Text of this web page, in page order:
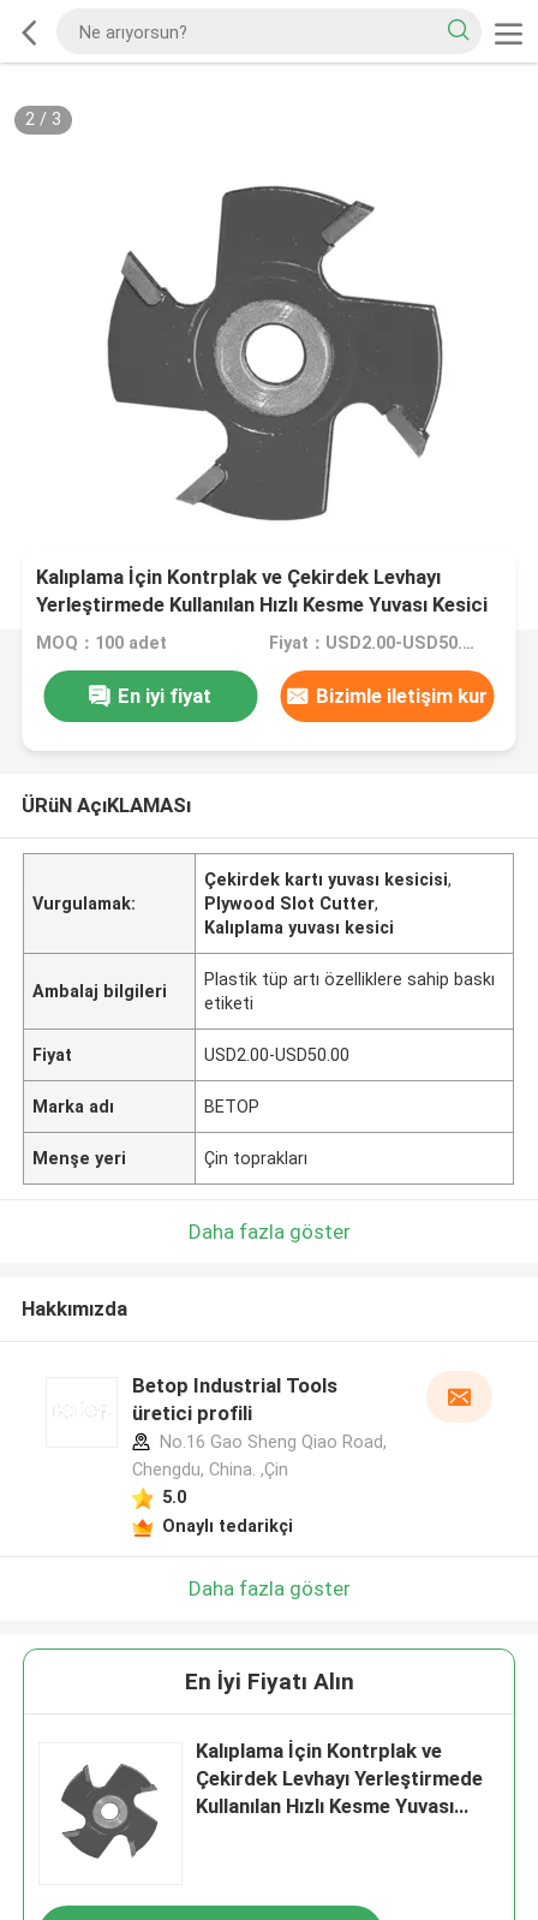
2/ 3
Kalıplama İçin Kontrplak ve Çekirdek Levhayı
Yerleştirmede Kullanılan Hızlı Kesme Yuvası Kesici
MOQ：100 adet Fiyat：USD2.00-USD50.00
En iyi fiyat Bizimle iletişim kur
ÜRüN AçıKLAMASı
Vurgulamak:
Çekirdek kartı yuvası kesicisi,
Plywood Slot Cutter,
Kalıplama yuvası kesici
Ambalaj bilgileri
Plastik tüp artı özelliklere sahip baskı
etiketi
Fiyat USD2.00-USD50.00
Marka adı BETOP
Menşe yeri Çin toprakları
Daha fazla göster
Hakkımızda
Betop Industrial Tools
üretici profili
No.16 Gao Sheng Qiao Road,
Chengdu, China. ,Çin
5.0
Onaylı tedarikçi
Daha fazla göster
En İyi Fiyatı Alın
Kalıplama İçin Kontrplak ve
Çekirdek Levhayı Yerleştirmede
Kullanılan Hızlı Kesme Yuvası